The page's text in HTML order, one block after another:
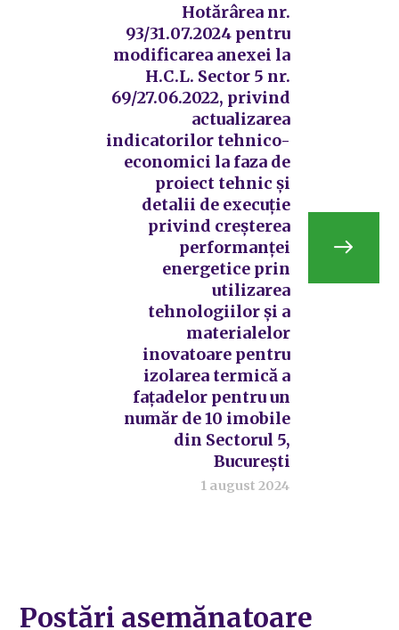
Hotărârea nr.
93/31.07.2024 pentru
modificarea anexei la
H.C.L. Sector 5 nr.
69/27.06.2022, privind
actualizarea
indicatorilor tehnico-
economici la faza de
proiect tehnic și
detalii de execuție
privind creșterea
performanței
energetice prin
utilizarea
tehnologiilor și a
materialelor
inovatoare pentru
izolarea termică a
fațadelor pentru un
număr de 10 imobile
din Sectorul 5,
București
1 august 2024
Postări asemănatoare